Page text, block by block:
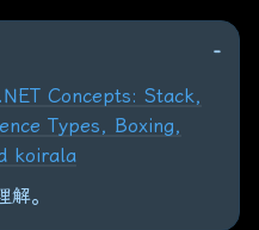
Concepts: Stack,
Types, Boxing,
koirala
。